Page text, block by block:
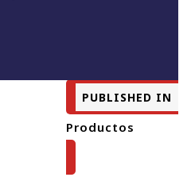
PUBLISHED IN
Productos